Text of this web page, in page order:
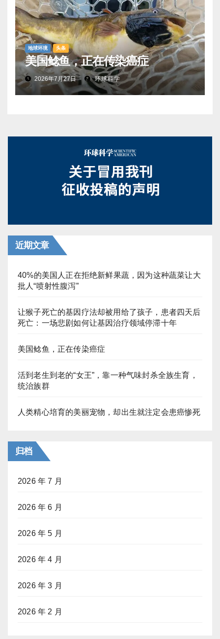
地球环境 头条
美国鲶鱼，正在传染癌症
2026年7月27日 环球科学
近期文章
40%的美国人正在拒绝新鲜果蔬，因为这种蔬菜让大
批人“喷射性腹泻”
让猴子死亡的基因疗法却被用给了孩子，患者四天后
死亡：一场悲剧如何让基因治疗领域停滞十年
美国鲶鱼，正在传染癌症
活到老生到老的“女王”，靠一种气味封杀全族生育，
统治族群
人类精心培育的美丽宠物，却出生就注定会患癌惨死
归档
2026 年 7 月
2026 年 6 月
2026 年 5 月
2026 年 4 月
2026 年 3 月
2026 年 2 月